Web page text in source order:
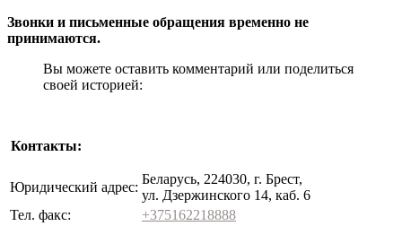
Звонки и письменные обращения временно не
принимаются.
Вы можете оставить комментарий или поделиться
своей историей:
Контакты:
Юридический адрес:
Беларусь, 224030, г. Брест,
ул. Дзержинского 14, каб. 6
Тел. факс:
+375162218888